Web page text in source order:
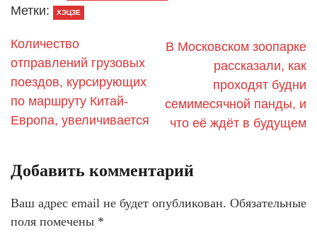
Метки: ХЭЦЗЕ
Количество
отправлений грузовых
поездов, курсирующих
по маршруту Китай-
Европа, увеличивается
В Московском зоопарке
рассказали, как
проходят будни
семимесячной панды, и
что её ждёт в будущем
Добавить комментарий
Ваш адрес email не будет опубликован. Обязательные
поля помечены *